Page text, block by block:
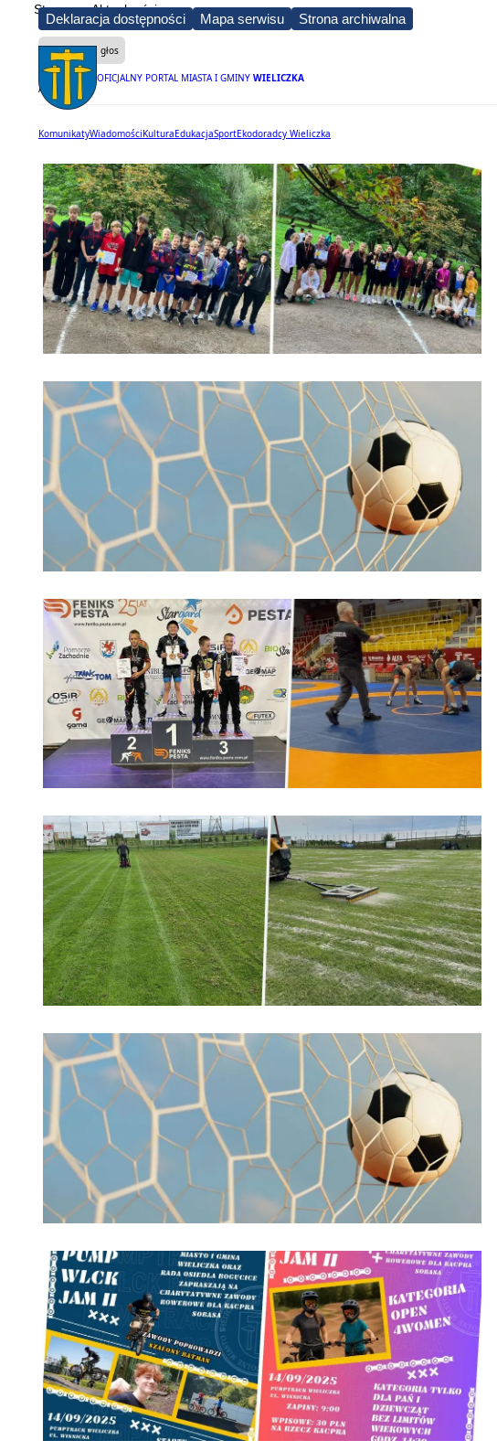
Deklaracja dostępności Mapa serwisu Strona archiwalna
OFICJALNY PORTAL MIASTA I GMINY WIELICZKA
Strona Aktualności
Czytaj na głos
Aktualności
KomunikatyWiadomościKulturaEdukacjaSportEkodoradcy Wieliczka